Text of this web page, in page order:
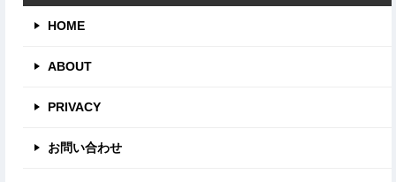
HOME
ABOUT
PRIVACY
お問い合わせ